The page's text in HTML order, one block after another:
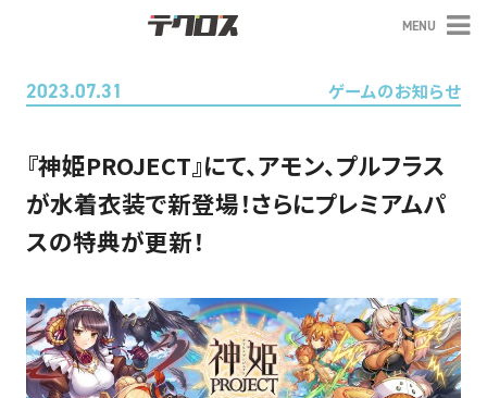
MENU
2023.07.31 ゲームのお知らせ
『神姫PROJECT』にて、アモン、プルフラス
が水着衣装で新登場！さらにプレミアムパ
スの特典が更新！